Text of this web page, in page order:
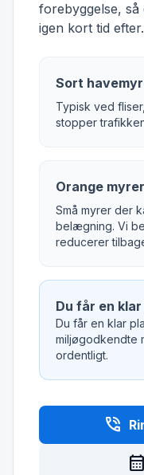
forebyggelse,
igen kort tid efter.
Sort
Typisk ved
stopper
Orange myrer
Små myrer der
belægning. Vi
reducerer
Du får en
Du får en klar
miljøgodkendte
ordentligt.
phone_in_talk
calendar_month